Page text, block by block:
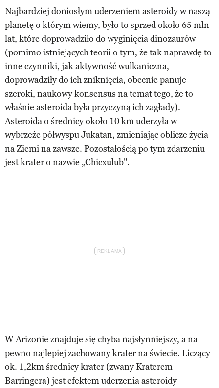
Najbardziej doniosłym uderzeniem asteroidy w naszą
planetę o którym wiemy, było to sprzed około 65 mln
lat, które doprowadziło do wyginięcia dinozaurów
(pomimo istniejących teorii o tym, że tak naprawdę to
inne czynniki, jak aktywność wulkaniczna,
doprowadziły do ich zniknięcia, obecnie panuje
szeroki, naukowy konsensus na temat tego, że to
właśnie asteroida była przyczyną ich zagłady).
Asteroida o średnicy około 10 km uderzyła w
wybrzeże półwyspu Jukatan, zmieniając oblicze życia
na Ziemi na zawsze. Pozostałością po tym zdarzeniu
jest krater o nazwie „Chicxulub".
W Arizonie znajduje się chyba najsłynniejszy, a na
pewno najlepiej zachowany krater na świecie. Liczący
ok. 1,2km średnicy krater (zwany Kraterem
Barringera) jest efektem uderzenia asteroidy